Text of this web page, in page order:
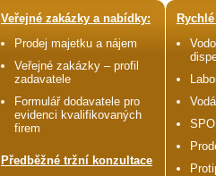
Veřejné zakázky a nabídky:
Prodej majetku a nájem
Veřejné zakázky – profil
zadavatele
Formulář dodavatele pro
evidenci kvalifikovaných
firem
Předběžné tržní konzultace